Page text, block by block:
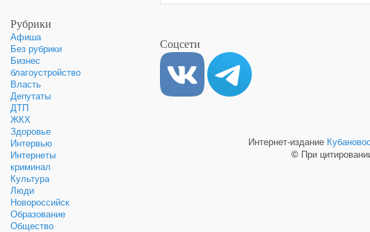
Рубрики
Афиша
Без рубрики
Бизнес
благоустройство
Власть
Депутаты
ДТП
ЖКХ
Здоровье
Интервью
Интернеты
криминал
Культура
Люди
Новороссийск
Образование
Общество
Соцсети
Интернет-издание
© При